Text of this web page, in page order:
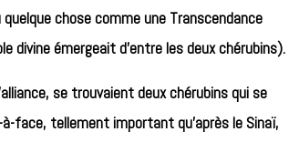
chose comme une Transcendance
divine émergeait d’entre les deux chérubins).
se trouvaient deux chérubins qui se
face, tellement important qu’après le Sinaï,